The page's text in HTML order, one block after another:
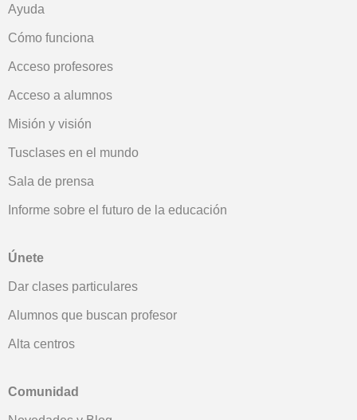
Ayuda
Cómo funciona
Acceso profesores
Acceso a alumnos
Misión y visión
Tusclases en el mundo
Sala de prensa
Informe sobre el futuro de la educación
Únete
Dar clases particulares
Alumnos que buscan profesor
Alta centros
Comunidad